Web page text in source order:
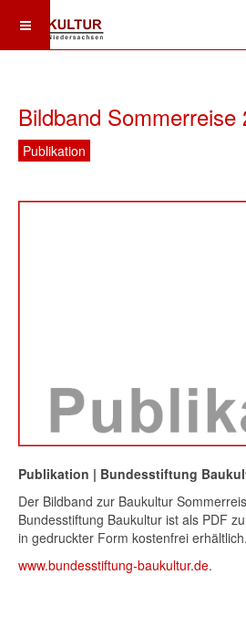
Bildband Sommerreise
Publikation
Publikation | Bundesstiftung
Der Bildband zur Baukultur
Bundesstiftung Baukultur ist als PDF
in gedruckter Form kostenfrei erhältlich.
www.bundesstiftung-baukultur.de.